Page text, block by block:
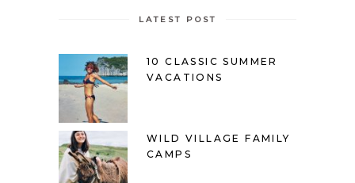
LATEST POST
10 CLASSIC SUMMER
VACATIONS
WILD VILLAGE FAMILY
CAMPS